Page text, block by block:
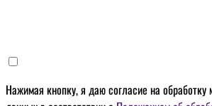
Нажимая кнопку, я даюсогласие на